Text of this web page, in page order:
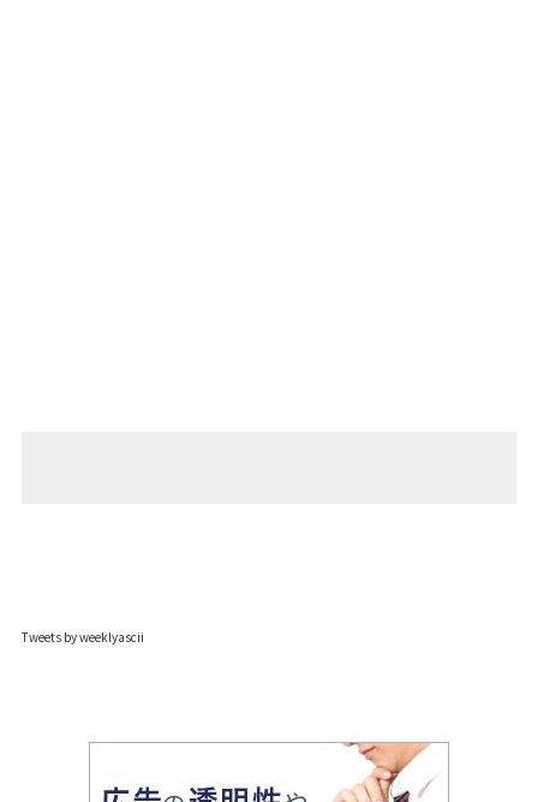
Tweets by weeklyascii